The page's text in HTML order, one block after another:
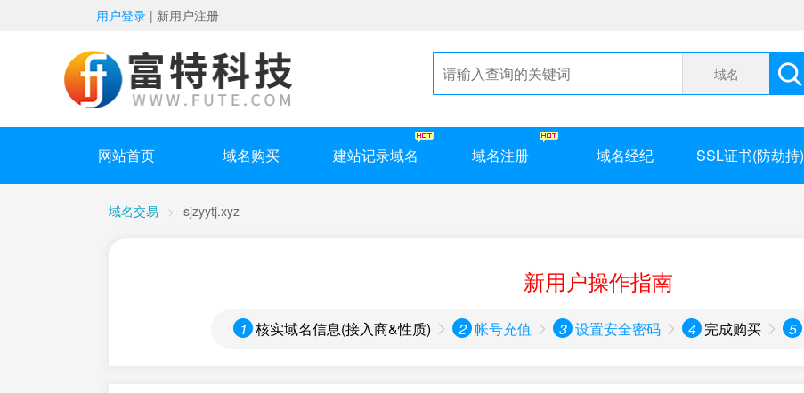
用户登录 | 新用户注册
域名
网站首页 域名购买 建站记录域名 域名注册 域名经纪 SSL证书(防劫持)
域名交易 > sjzyytj.xyz
新用户操作指南
1 核实域名信息(接入商&性质) 2 帐号充值 3 设置安全密码 4 完成购买 5